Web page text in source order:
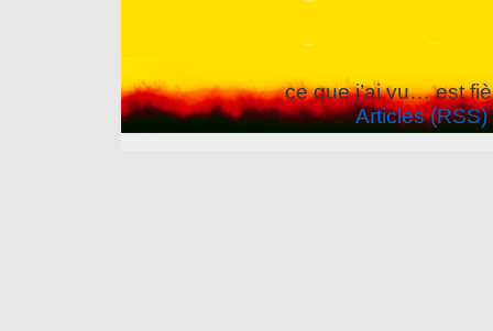
ce que j’ai vu… est
Articles (RSS)